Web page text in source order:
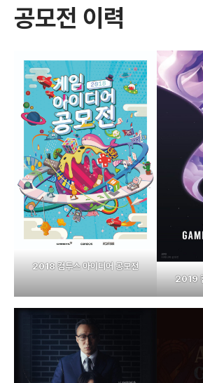
공모전 이력
2018 컴투스 아이디어 공모전
2019